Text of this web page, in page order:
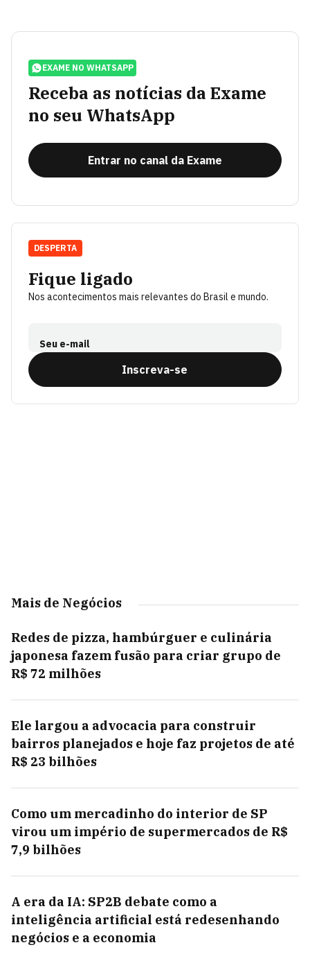
EXAME NO WHATSAPP
Receba as notícias da Exame
no seu WhatsApp
Entrar no canal da Exame
Fique ligado
Nos acontecimentos mais relevantes do Brasil e mundo.
Seu e-mail
Inscreva-se
DESPERTA
Mais de Negócios
Redes de pizza, hambúrguer e culinária
japonesa fazem fusão para criar grupo de
R$ 72 milhões
Ele largou a advocacia para construir
bairros planejados e hoje faz projetos de até
R$ 23 bilhões
Como um mercadinho do interior de SP
virou um império de supermercados de R$
7,9 bilhões
A era da IA: SP2B debate como a
inteligência artificial está redesenhando
negócios e a economia